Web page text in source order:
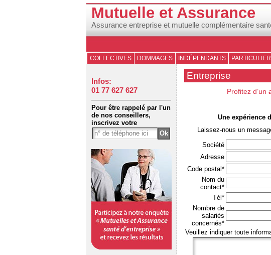
Mutuelle et Assurance
Assurance entreprise et mutuelle complémentaire
COLLECTIVES DOMMAGES INDÉPENDANTS
Infos:
01 77 627 627
Pour être rappelé par l'un
de nos conseillers,
inscrivez votre
Entreprise
Profitez d’un
Une expérience
Laissez-nous un
Société
Adresse
Code postal*
Nom du
contact*
Tél*
Nombre de
salariés
concernés*
Veuillez indiquer toute